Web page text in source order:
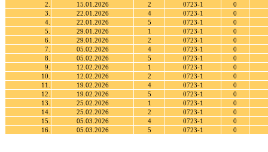
2.
15.01.2026 2 0723-1
0
3.
22.01.2026 4 0723-1
0
4.
22.01.2026 5 0723-1
0
5.
29.01.2026 1 0723-1
0
6.
29.01.2026 2 0723-1
0
7.
05.02.2026 4 0723-1
0
8.
05.02.2026 5 0723-1
0
9.
12.02.2026 1 0723-1
0
10.
12.02.2026 2 0723-1
0
11.
19.02.2026 4 0723-1
0
12.
19.02.2026 5 0723-1
0
13.
25.02.2026 1 0723-1
0
14.
25.02.2026 2 0723-1
0
15.
05.03.2026 4 0723-1
0
16.
05.03.2026 5 0723-1 0